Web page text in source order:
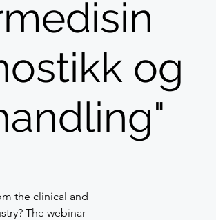
og
the clinical and
The webinar